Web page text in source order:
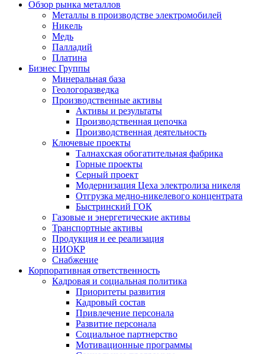
Обзор рынка металлов
Металлы в производстве электромобилей
Никель
Медь
Палладий
Платина
Бизнес Группы
Минеральная база
Геологоразведка
Производственные активы
Активы и результаты
Производственная цепочка
Производственная деятельность
Ключевые проекты
Талнахская обогатительная фабрика
Горные проекты
Серный проект
Модернизация Цеха электролиза никеля
Отгрузка медно-никелевого концентрата
Быстринский ГОК
Газовые и энергетические активы
Транспортные активы
Продукция и ее реализация
НИОКР
Снабжение
Корпоративная ответственность
Кадровая и социальная политика
Приоритеты развития
Кадровый состав
Привлечение персонала
Развитие персонала
Социальное партнерство
Мотивационные программы